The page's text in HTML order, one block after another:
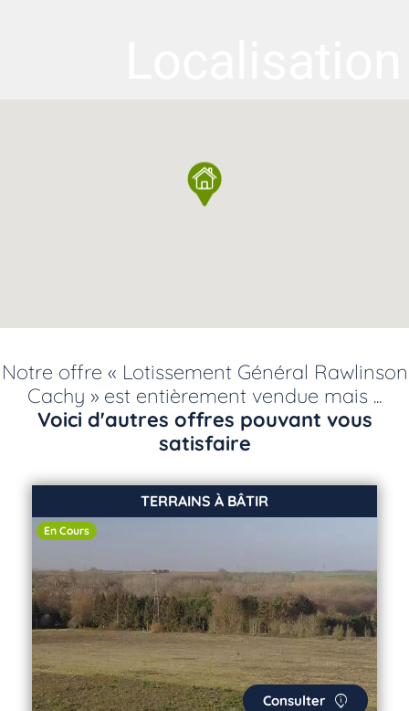
Notre offre « Lotissement Général Rawlinson
Cachy » est entièrement vendue mais ...
Voici d'autres offres pouvant vous
satisfaire
Consulter
TERRAINS À BÂTIR
En Cours